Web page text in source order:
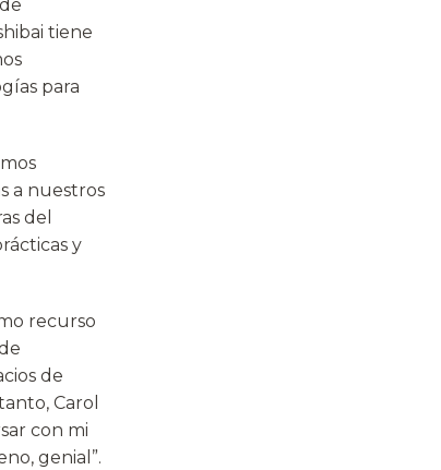
tiene
para
a nuestros
del
y
recurso
de
Carol
con mi
genial”.